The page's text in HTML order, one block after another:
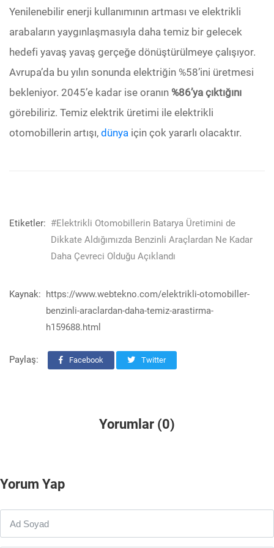
Yenilenebilir enerji kullanımının artması ve elektrikli
arabaların yaygınlaşmasıyla daha temiz bir gelecek
hedefi yavaş yavaş gerçeğe dönüştürülmeye çalışıyor.
Avrupa’da bu yılın sonunda elektriğin %58’ini üretmesi
bekleniyor. 2045’e kadar ise oranın %86’ya çıktığını
görebiliriz. Temiz elektrik üretimi ile elektrikli
otomobillerin artışı, dünya için çok yararlı olacaktır.
Etiketler: #Elektrikli Otomobillerin Batarya Üretimini de
Dikkate Aldığımızda Benzinli Araçlardan Ne Kadar
Daha Çevreci Olduğu Açıklandı
Kaynak: https://www.webtekno.com/elektrikli-otomobiller-
benzinli-araclardan-daha-temiz-arastirma-
h159688.html
Paylaş: Facebook Twitter
Yorumlar (0)
Yorum Yap